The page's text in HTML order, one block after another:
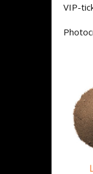
VIP-